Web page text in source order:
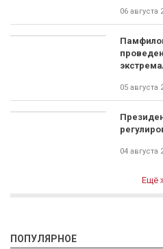
06 августа
05 августа
04 августа
Ещё
ПОПУЛЯРНОЕ